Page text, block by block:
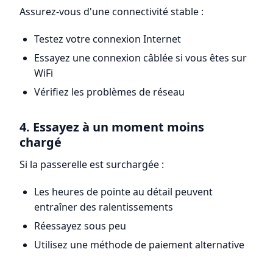
Assurez-vous d'une connectivité stable :
Testez votre connexion Internet
Essayez une connexion câblée si vous êtes sur
WiFi
Vérifiez les problèmes de réseau
4. Essayez à un moment moins
chargé
Si la passerelle est surchargée :
Les heures de pointe au détail peuvent
entraîner des ralentissements
Réessayez sous peu
Utilisez une méthode de paiement alternative